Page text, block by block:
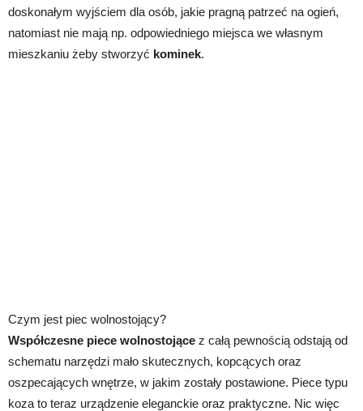
doskonałym wyjściem dla osób, jakie pragną patrzeć na ogień,
natomiast nie mają np. odpowiedniego miejsca we własnym
mieszkaniu żeby stworzyć kominek.
Czym jest piec wolnostojący?
Współczesne piece wolnostojące z całą pewnością odstają od
schematu narzędzi mało skutecznych, kopcących oraz
oszpecających wnętrze, w jakim zostały postawione. Piece typu
koza to teraz urządzenie eleganckie oraz praktyczne. Nic więc